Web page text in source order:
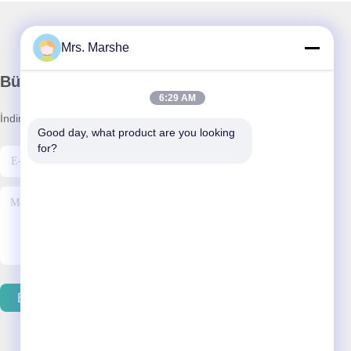
Bültenimiz
İndirimler ve daha fazlası için bültenimize abone olun.
Eposta Gönder
Mrs. Marshe
6:29 AM
Good day, what product are you looking
for?